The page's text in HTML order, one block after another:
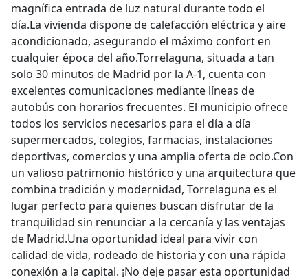
magnífica entrada de luz natural durante todo el
día.La vivienda dispone de calefacción eléctrica y aire
acondicionado, asegurando el máximo confort en
cualquier época del año.Torrelaguna, situada a tan
solo 30 minutos de Madrid por la A-1, cuenta con
excelentes comunicaciones mediante líneas de
autobús con horarios frecuentes. El municipio ofrece
todos los servicios necesarios para el día a día
supermercados, colegios, farmacias, instalaciones
deportivas, comercios y una amplia oferta de ocio.Con
un valioso patrimonio histórico y una arquitectura que
combina tradición y modernidad, Torrelaguna es el
lugar perfecto para quienes buscan disfrutar de la
tranquilidad sin renunciar a la cercanía y las ventajas
de Madrid.Una oportunidad ideal para vivir con
calidad de vida, rodeado de historia y con una rápida
conexión a la capital. ¡No deje pasar esta oportunidad